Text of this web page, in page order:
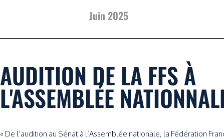
Juin 2025
AUDITION DE LA FFS À
L'ASSEMBLÉE
« De l’audition au Sénat à l’Assemblée nationale, la Fédération